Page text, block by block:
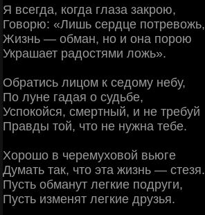
Я всегда, когда глаза закрою,
Говорю: «Лишь сердце потревожь,
Жизнь — обман, но и она порою
Украшает радостями ложь».
Обратись лицом к седому небу,
По луне гадая о судьбе,
Успокойся, смертный, и не требуй
Правды той, что не нужна тебе.
Хорошо в черемуховой вьюге
Думать так, что эта жизнь — стезя.
Пусть обманут легкие подруги,
Пусть изменят легкие друзья.